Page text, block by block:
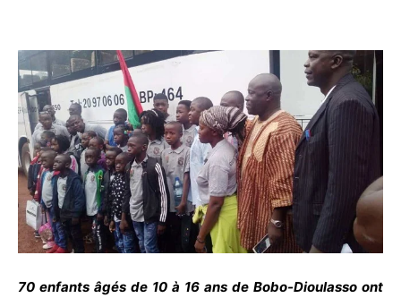
70 enfants âgés de 10 à 16 ans de Bobo-Dioulasso ont